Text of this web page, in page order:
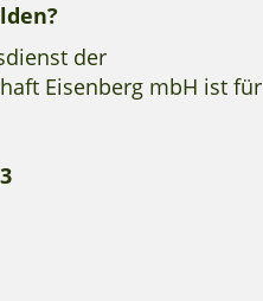
der
Eisenberg mbH ist für